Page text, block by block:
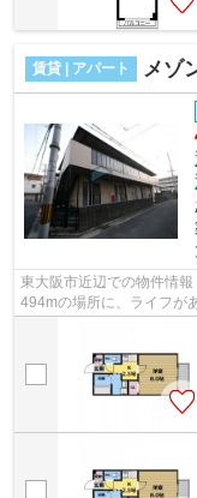
賃貸 | アパート メゾ
東大阪市近辺での物件情
494mの場所に、ライフが
利用が多い方にオススメ